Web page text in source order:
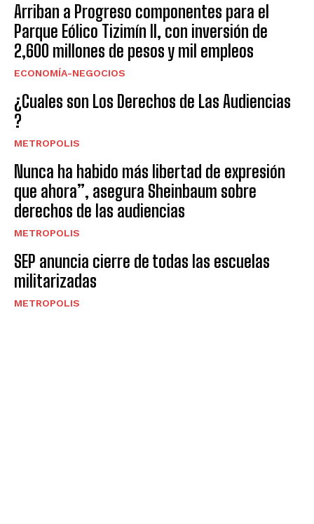
Arriban a Progreso componentes para el
Parque Eólico Tizimín II, con inversión de
2,600 millones de pesos y mil empleos
ECONOMÍA-NEGOCIOS
¿Cuales son Los Derechos de Las Audiencias
?
METROPOLIS
Nunca ha habido más libertad de expresión
que ahora”, asegura Sheinbaum sobre
derechos de las audiencias
METROPOLIS
SEP anuncia cierre de todas las escuelas
militarizadas
METROPOLIS